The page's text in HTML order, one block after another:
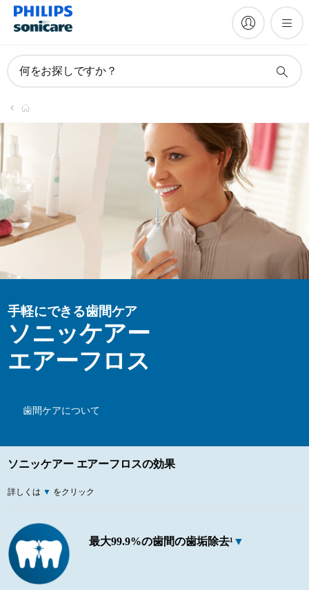
何をお探しですか？
手軽にできる歯間ケア
ソニッケアー
エアーフロス
歯間ケアについて
ソニッケアー エアーフロスの効果
詳しくは ▼ をクリック
最大99.9%の歯間の歯垢除去¹ ▼